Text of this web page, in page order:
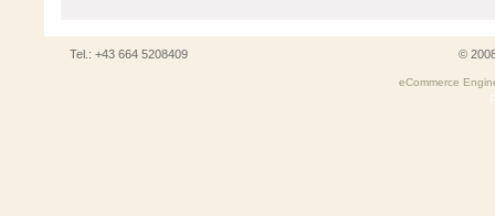
Tel.: +43 664 5208409 ©
eCommerce